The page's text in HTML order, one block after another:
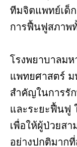
ทีมจิตแพทย์เด็
การฟื้นฟูสภาพ
โรงพยาบาลม
แพทยศาสตร์ ม
สำคัญในการรั
และระยะฟื้นฟู
เพื่อให้ผู้ป่วยส
อย่างปกติมาก